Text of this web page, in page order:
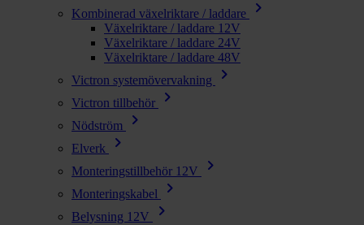
Kombinerad växelriktare / laddare
chevron_right
Växelriktare / laddare 12V
Växelriktare / laddare 24V
Växelriktare / laddare 48V
Victron systemövervakning
chevron_right
Victron tillbehör chevron_right
Nödström chevron_right
Elverk chevron_right
Monteringstillbehör 12V chevron_right
Monteringskabel chevron_right
Belysning 12V chevron_right